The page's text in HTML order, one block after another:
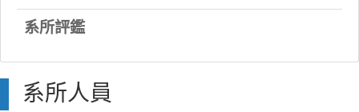
系所評鑑
系所人員